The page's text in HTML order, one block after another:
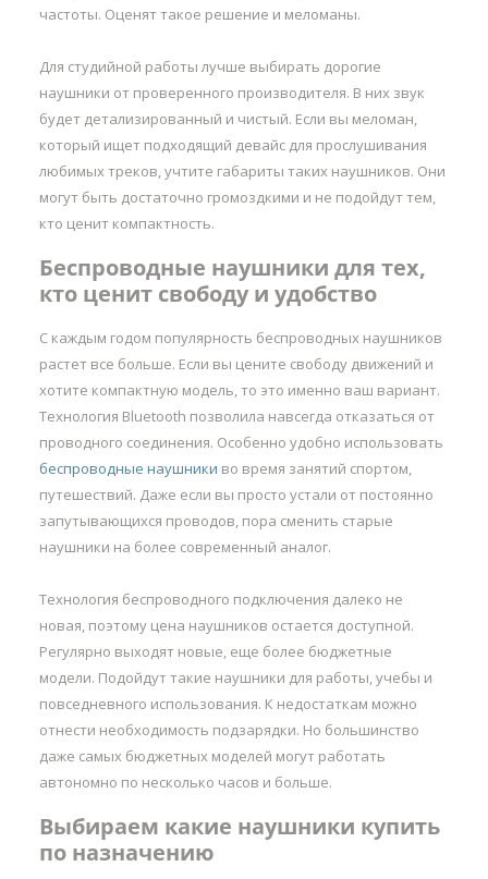
частоты. Оценят такое решение и меломаны.
Для студийной работы лучше выбирать дорогие
наушники от проверенного производителя. В них звук
будет детализированный и чистый. Если вы меломан,
который ищет подходящий девайс для прослушивания
любимых треков, учтите габариты таких наушников. Они
могут быть достаточно громоздкими и не подойдут тем,
кто ценит компактность.
Беспроводные наушники для тех,
кто ценит свободу и удобство
С каждым годом популярность беспроводных наушников
растет все больше. Если вы цените свободу движений и
хотите компактную модель, то это именно ваш вариант.
Технология Bluetooth позволила навсегда отказаться от
проводного соединения. Особенно удобно использовать
беспроводные наушники во время занятий спортом,
путешествий. Даже если вы просто устали от постоянно
запутывающихся проводов, пора сменить старые
наушники на более современный аналог.
Технология беспроводного подключения далеко не
новая, поэтому цена наушников остается доступной.
Регулярно выходят новые, еще более бюджетные
модели. Подойдут такие наушники для работы, учебы и
повседневного использования. К недостаткам можно
отнести необходимость подзарядки. Но большинство
даже самых бюджетных моделей могут работать
автономно по несколько часов и больше.
Выбираем какие наушники купить
по назначению